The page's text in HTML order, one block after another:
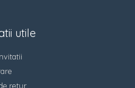
utile
retur